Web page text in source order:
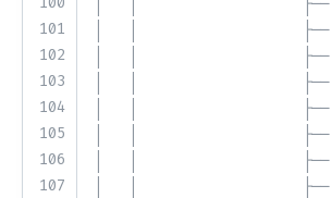
101
102
103
104
105
106
107
│   │                   ├──
│   │                   ├──
│   │                   ├──
│   │                   ├──
│   │                   ├──
│   │                   ├──
│   │                   ├──